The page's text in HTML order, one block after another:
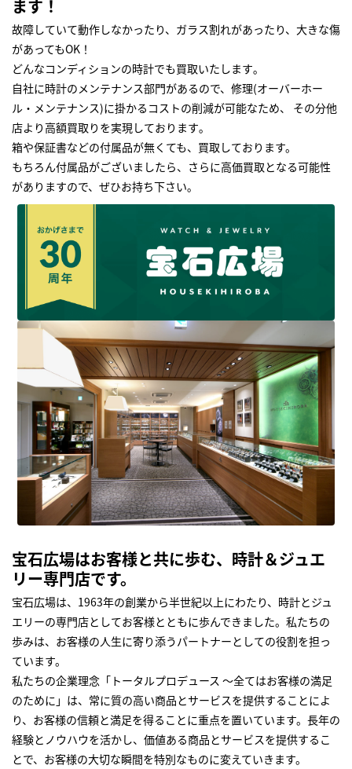
ます！
故障していて動作しなかったり、ガラス割れがあったり、大きな傷
があってもOK！
どんなコンディションの時計でも買取いたします｡
自社に時計のメンテナンス部門があるので、修理(オーバーホー
ル・メンテナンス)に掛かるコストの削減が可能なため、 その分他
店より高額買取りを実現しております｡
箱や保証書などの付属品が無くても、買取しております。
もちろん付属品がございましたら、さらに高価買取となる可能性
がありますので、ぜひお持ち下さい｡
宝石広場はお客様と共に歩む、時計＆ジュエ
リー専門店です。
宝石広場は、1963年の創業から半世紀以上にわたり、時計とジュ
エリーの専門店としてお客様とともに歩んできました。私たちの
歩みは、お客様の人生に寄り添うパートナーとしての役割を担っ
ています。
私たちの企業理念「トータルプロデュース ～全てはお客様の満足
のために」は、常に質の高い商品とサービスを提供することによ
り、お客様の信頼と満足を得ることに重点を置いています。長年の
経験とノウハウを活かし、価値ある商品とサービスを提供するこ
とで、お客様の大切な瞬間を特別なものに変えていきます。